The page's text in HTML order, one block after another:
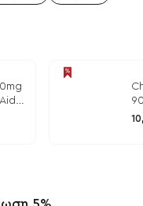
/